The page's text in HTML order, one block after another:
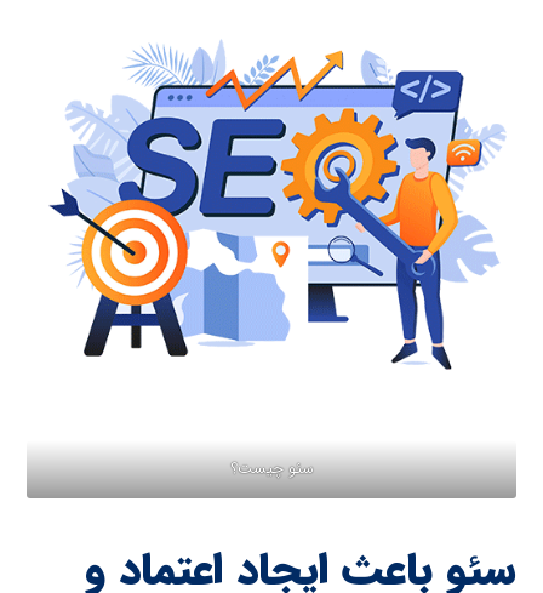
سئو چیست؟
سئو باعث ایجاد اعتماد و